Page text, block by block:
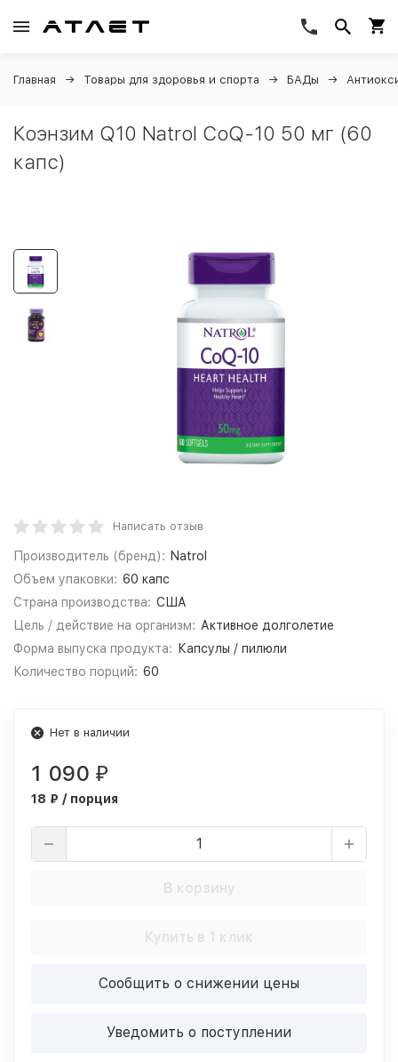
Главная Товары для здоровья и спорта БАДы
Коэнзим Q10 Natrol CoQ-10 50 мг (60
капс)
Написать отзыв
Производитель (бренд): Natrol
Объем упаковки: 60 капс
Страна производства: США
Цель / действие на организм: Активное долголетие
Форма выпуска продукта:
Капсулы / пилюли
Количество порций: 60
Нет в наличии
1 090 ₽
18 ₽ / порция
В корзину
Купить в 1 клик
Сообщить о снижении цены
Уведомить о поступлении